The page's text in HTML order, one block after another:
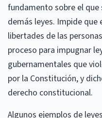
fundamento sobre el
demás leyes. Impide
libertades de las
proceso para impugnar
gubernamentales que
por la Constitución, y
derecho constitucional.
Algunos ejemplos de